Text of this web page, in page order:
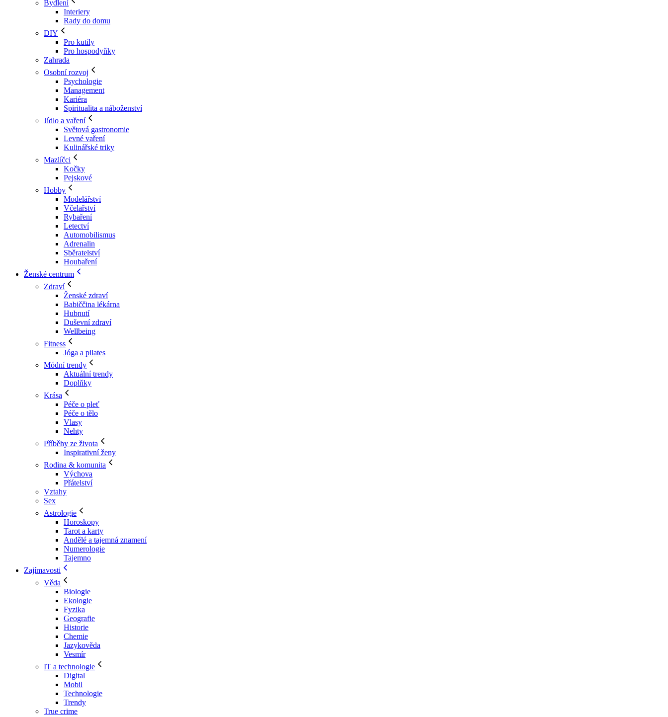
Bydlení
Interiery
Rady do domu
DIY
Pro kutily
Pro hospodyňky
Zahrada
Osobní rozvoj
Psychologie
Management
Kariéra
Spiritualita a náboženství
Jídlo a vaření
Světová gastronomie
Levné vaření
Kulinářské triky
Mazlíčci
Kočky
Pejskové
Hobby
Modelářství
Včelařství
Rybaření
Letectví
Automobilismus
Adrenalin
Sběratelství
Houbaření
Ženské centrum
Zdraví
Ženské zdraví
Babiččina lékárna
Hubnutí
Duševní zdraví
Wellbeing
Fitness
Jóga a pilates
Módní trendy
Aktuální trendy
Doplňky
Krása
Péče o pleť
Péče o tělo
Vlasy
Nehty
Příběhy ze života
Inspirativní ženy
Rodina & komunita
Výchova
Přátelství
Vztahy
Sex
Astrologie
Horoskopy
Tarot a karty
Andělé a tajemná znamení
Numerologie
Tajemno
Zajímavosti
Věda
Biologie
Ekologie
Fyzika
Geografie
Historie
Chemie
Jazykověda
Vesmír
IT a technologie
Digital
Mobil
Technologie
Trendy
True crime